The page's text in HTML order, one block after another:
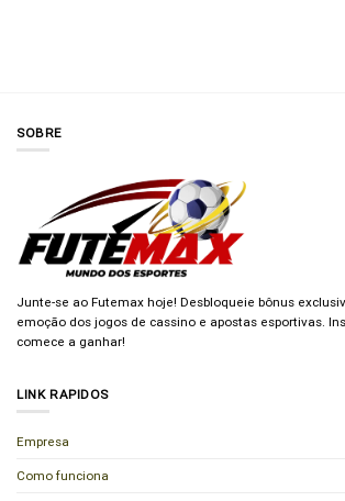
SOBRE
Junte-se ao Futemax hoje! Desbloqueie bônus
emoção dos jogos de cassino e apostas esportivas.
comece a ganhar!
LINK RAPIDOS
Empresa
Como funciona